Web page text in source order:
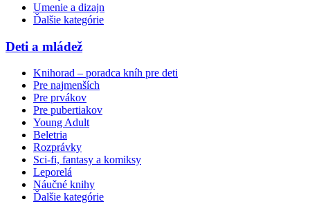
Umenie a dizajn
Ďalšie kategórie
Deti a mládež
Knihorad – poradca kníh pre deti
Pre najmenších
Pre prvákov
Pre pubertiakov
Young Adult
Beletria
Rozprávky
Sci-fi, fantasy a komiksy
Leporelá
Náučné knihy
Ďalšie kategórie